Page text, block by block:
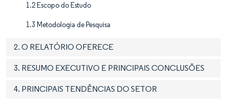
1.2 Escopo do Estudo
1.3 Metodologia de Pesquisa
2. O RELATÓRIO OFERECE
3. RESUMO EXECUTIVO E PRINCIPAIS CONCLUSÕES
4. PRINCIPAIS TENDÊNCIAS DO SETOR